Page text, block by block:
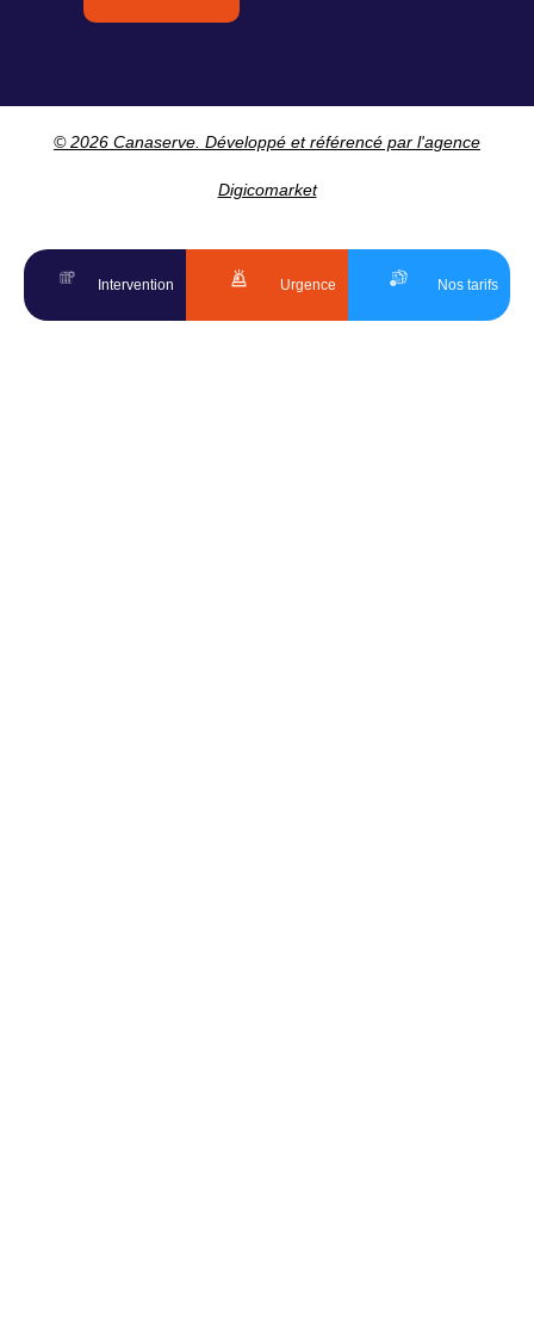
© 2026 Canaserve. Développé et référencé par l'agence
Digicomarket
Intervention Urgence Nos tarifs